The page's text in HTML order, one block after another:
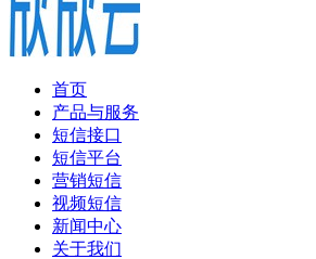
首页
产品与服务
短信接口
短信平台
营销短信
视频短信
新闻中心
关于我们